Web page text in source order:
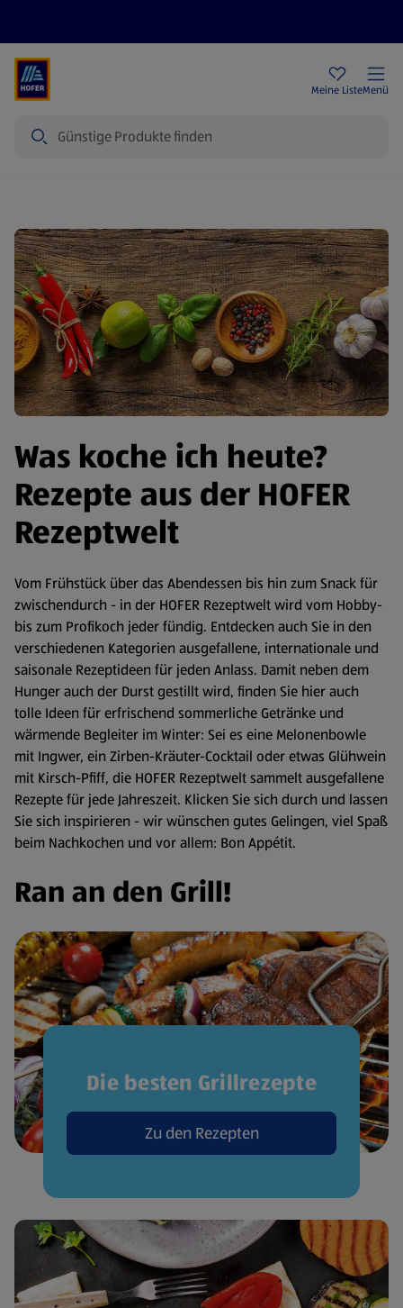
Meine ListeMenü
Was koche ich heute?
Rezepte aus der HOFER
Rezeptwelt
Vom Frühstück über das Abendessen bis hin zum Snack für
zwischendurch - in der HOFER Rezeptwelt wird vom Hobby-
bis zum Profikoch jeder fündig. Entdecken auch Sie in den
verschiedenen Kategorien ausgefallene, internationale und
saisonale Rezeptideen für jeden Anlass. Damit neben dem
Hunger auch der Durst gestillt wird, finden Sie hier auch
tolle Ideen für erfrischend sommerliche Getränke und
wärmende Begleiter im Winter: Sei es eine Melonenbowle
mit Ingwer, ein Zirben-Kräuter-Cocktail oder etwas Glühwein
mit Kirsch-Pfiff, die HOFER Rezeptwelt sammelt ausgefallene
Rezepte für jede Jahreszeit. Klicken Sie sich durch und lassen
Sie sich inspirieren - wir wünschen gutes Gelingen, viel Spaß
beim Nachkochen und vor allem: Bon Appétit.
Ran an den Grill!
Die besten Grillrezepte
Zu den Rezepten